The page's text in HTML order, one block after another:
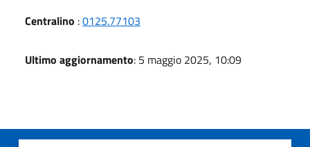
Centralino :0125.77103
Ultimo aggiornamento: 5 maggio 2025, 10:09